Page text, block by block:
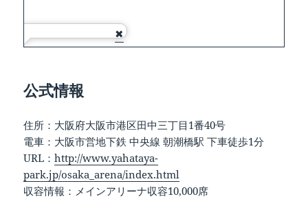
公式情報
住所：大阪府大阪市港区田中三丁目1番40号
電車：大阪市営地下鉄 中央線 朝潮橋駅 下車徒歩1分
URL：http://www.yahataya-
park.jp/osaka_arena/index.html
収容情報：メインアリーナ収容10,000席